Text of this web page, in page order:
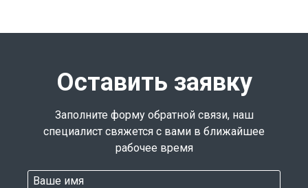
Оставить заявку
Заполните форму обратной связи, наш
специалист свяжется с вами в ближайшее
рабочее время